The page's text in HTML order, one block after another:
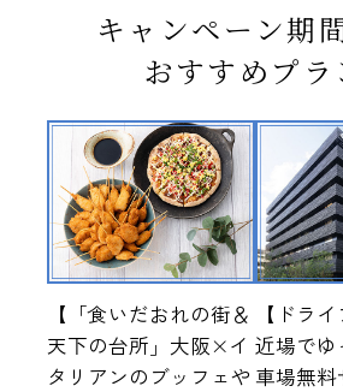
キャンペーン期
おすすめプラ
【「食いだおれの街＆
天下の台所」大阪×イ
タリアンのブッフェや
【ドラ
近場で
車場無